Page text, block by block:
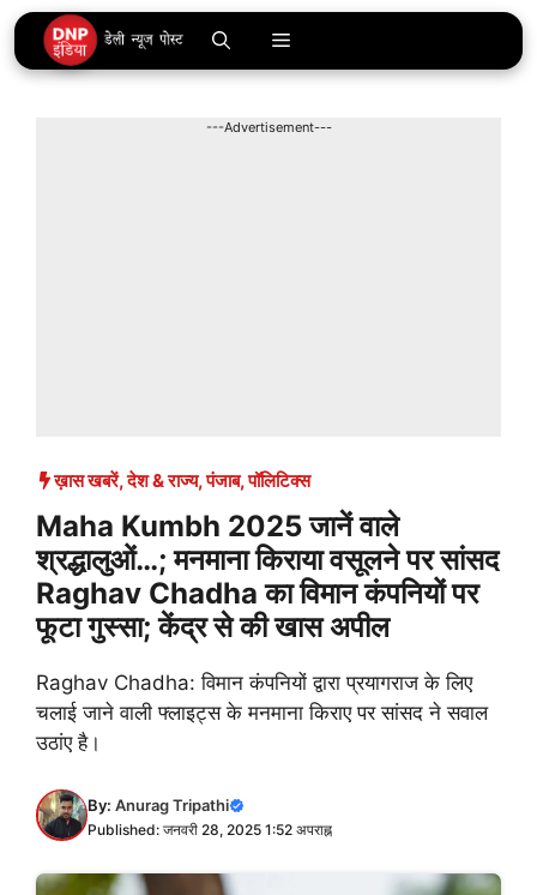
Skip
to
content
Menu
---Advertisement---
ख़ास खबरें,देश & राज्य,पंजाब,पॉलिटिक्स
Maha Kumbh 2025 जानें वाले
श्रद्धालुओं…; मनमाना किराया वसूलने पर सांसद
Raghav Chadha का विमान कंपनियों पर
फूटा गुस्सा; केंद्र से की खास अपील
Raghav Chadha: विमान कंपनियों द्वारा प्रयागराज के लिए
चलाई जाने वाली फ्लाइट्स के मनमाना किराए पर सांसद ने सवाल
उठांए है।
By: Anurag Tripathi
Published: जनवरी 28, 2025 1:52 अपराह्न